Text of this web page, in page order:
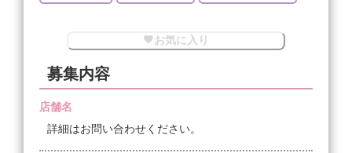
お気に入り
募集内容
店舗名
詳細はお問い合わせください。